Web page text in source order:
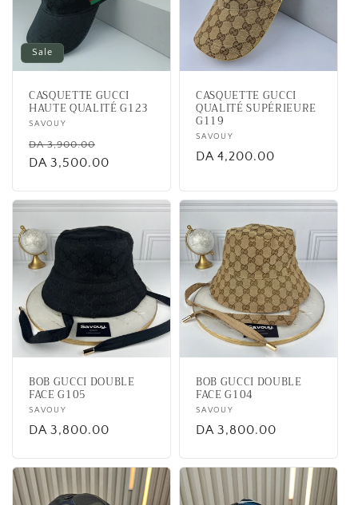
Sale
CASQUETTE GUCCI
HAUTE QUALITÉ G123
Vendor:
SAVOUY
Regular
price
DA 3,900.00
price
DA 3,500.00
CASQUETTE GUCCI
QUALITÉ SUPÉRIEURE
G119
Vendor:
SAVOUY
Regular
DA 4,200.00
BOB GUCCI DOUBLE
FACE G105
Vendor:
SAVOUY
Regular
DA 3,800.00
BOB GUCCI DOUBLE
FACE G104
Vendor:
SAVOUY
Regular
DA 3,800.00